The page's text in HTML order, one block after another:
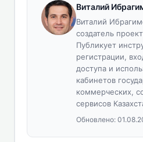
Виталий
Виталий
создатель
Публикует
регистрации,
доступа и
кабинетов
коммерческих,
сервисов
Обновлено: